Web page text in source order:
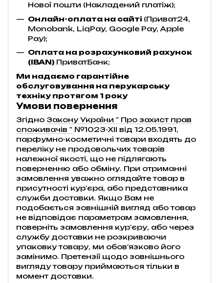
Нової пошти (Накладений платіж);
Онлайн-оплата на сайті (Приват24,
Monobank, LiqPay, Google Pay, Apple
Pay);
Оплата на розрахунковий рахунок
(IBAN) ПриватБанк;
Ми надаємо гарантійне
обслуговування на перукарську
техніку протягом 1 року
Умови повернення
Згідно Закону України " Про захист прав
споживачів " №1023-XII від 12.05.1991,
парфумно-косметичні товари входять до
переліку не продовольчих товарів
належної якості, що не підлягають
поверненню або обміну. При отриманні
замовлення уважно оглядайте товар в
присутності кур'єра, або представника
служби доставки. Якщо Вам не
подобається зовнішній вигляд або товар
не відповідає параметрам замовлення,
поверніть замовлення кур'єру, або через
службу доставки не розкриваючи
упаковку товару, ми обов'язково його
замінимо. Претензії щодо зовнішнього
вигляду товару приймаються тільки в
момент доставки.